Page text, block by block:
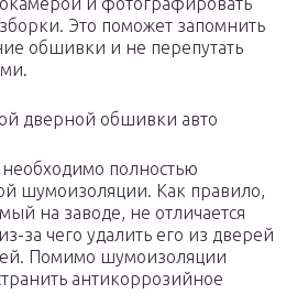
Это поможет запомнить
обшивки и не перепутать
дверной обшивки авто
полностью
шумоизоляции. Как правило,
на заводе, не отличается
за чего удалить его из дверей
Помимо шумоизоляции
антикоррозийное